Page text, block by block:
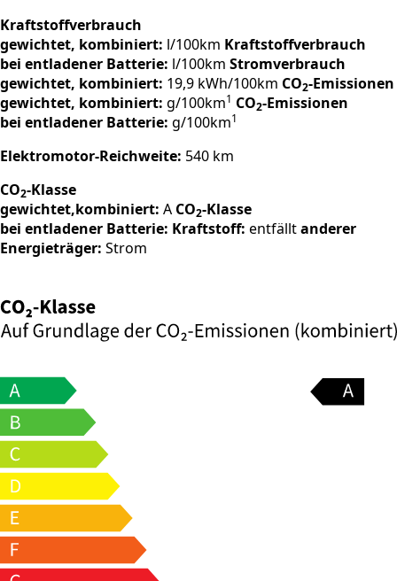
Kraftstoffverbrauch
gewichtet, kombiniert: l/100km Kraftstoffverbrauch
bei entladener Batterie: l/100km Stromverbrauch
gewichtet, kombiniert: 19,9 kWh/100km CO2-Emissionen
gewichtet, kombiniert: g/100km1 CO2-Emissionen
bei entladener Batterie: g/100km1
Elektromotor-Reichweite: 540 km
CO2-Klasse
gewichtet,kombiniert: A CO2-Klasse
bei entladener Batterie: Kraftstoff: entfälltanderer
Energieträger: Strom